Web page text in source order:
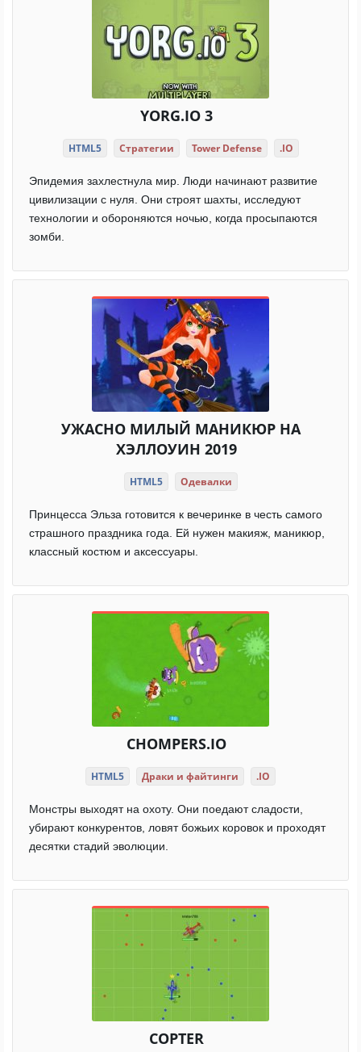
YORG.IO 3
HTML5 Стратегии Tower Defense .IO
Эпидемия захлестнула мир. Люди начинают развитие
цивилизации с нуля. Они строят шахты, исследуют
технологии и обороняются ночью, когда просыпаются
зомби.
УЖАСНО МИЛЫЙ МАНИКЮР НА
ХЭЛЛОУИН 2019
HTML5 Одевалки
Принцесса Эльза готовится к вечеринке в честь самого
страшного праздника года. Ей нужен макияж, маникюр,
классный костюм и аксессуары.
CHOMPERS.IO
HTML5 Драки и файтинги .IO
Монстры выходят на охоту. Они поедают сладости,
убирают конкурентов, ловят божьих коровок и проходят
десятки стадий эволюции.
COPTER